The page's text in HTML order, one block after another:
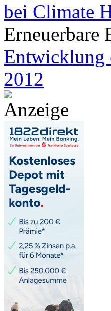
bei Climate
Erneuerbare
Entwicklung
2012
Anzeige